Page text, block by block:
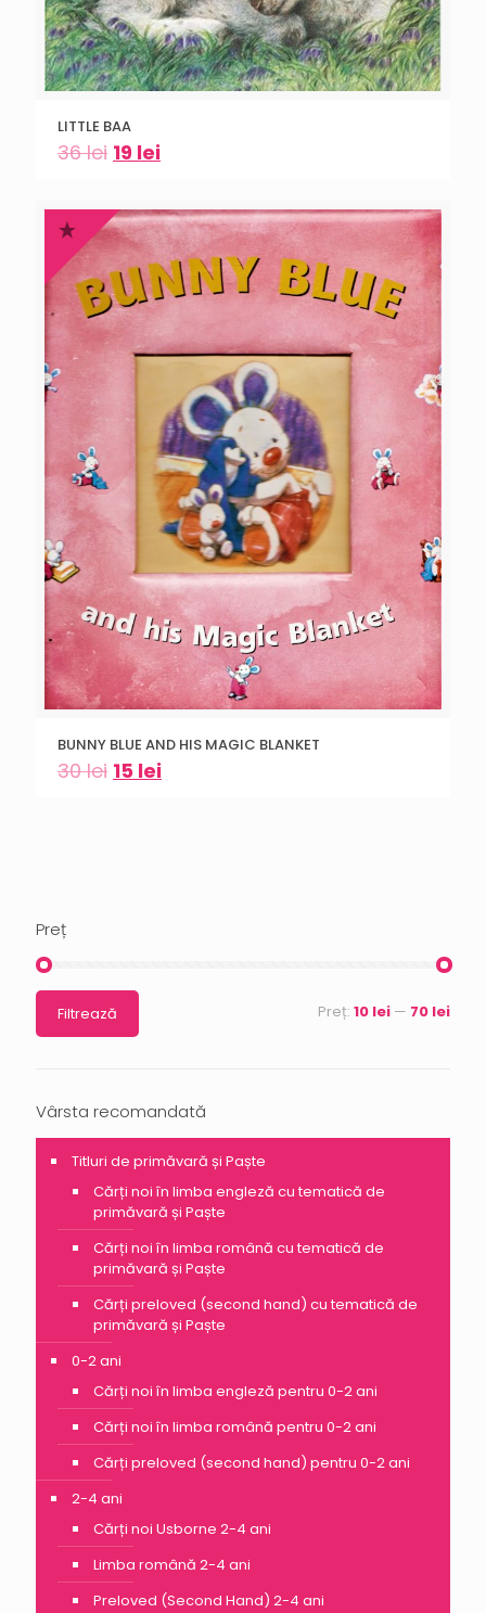
LITTLE BAA
36lei 19 lei
BUNNY BLUE AND HIS MAGIC BLANKET
30lei 15 lei
Preț
Filtrează Preț: 10 lei — 70 lei
Vârsta recomandată
Titluri de primăvară și Paște
Cărți noi în limba engleză cu tematică de
primăvară și Paște
Cărți noi în limba română cu tematică de
primăvară și Paște
Cărți preloved (second hand) cu tematică de
primăvară și Paște
0-2 ani
Cărți noi în limba engleză pentru 0-2 ani
Cărți noi în limba română pentru 0-2 ani
Cărți preloved (second hand) pentru 0-2 ani
2-4 ani
Cărți noi Usborne 2-4 ani
Limba română 2-4 ani
Preloved (Second Hand) 2-4 ani